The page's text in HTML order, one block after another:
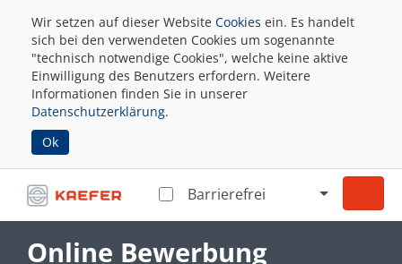
Wir setzen auf dieser Website Cookies ein. Es handelt
sich bei den verwendeten Cookies um sogenannte
"technisch notwendige Cookies", welche keine aktive
Einwilligung des Benutzers erfordern. Weitere
Informationen finden Sie in unserer
Datenschutzerklärung.
Ok
Barrierefrei
Online Bewerbung